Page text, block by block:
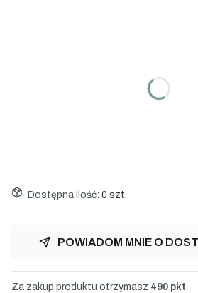
Dostępna ilość: 0 szt.
POWIADOM MNIE O
Za zakup produktu otrzymasz 490 pkt.